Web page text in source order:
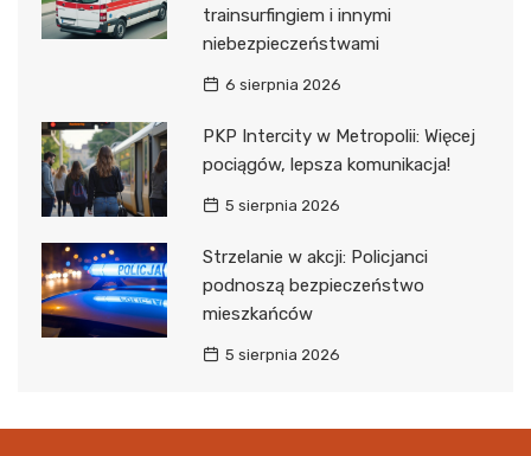
trainsurfingiem i innymi
niebezpieczeństwami
6 sierpnia 2026
PKP Intercity w Metropolii: Więcej
pociągów, lepsza komunikacja!
5 sierpnia 2026
Strzelanie w akcji: Policjanci
podnoszą bezpieczeństwo
mieszkańców
5 sierpnia 2026